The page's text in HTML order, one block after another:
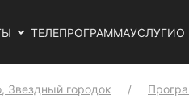
ТЕЛЕПРОГРАММАУСЛУГИО
Звездный городок